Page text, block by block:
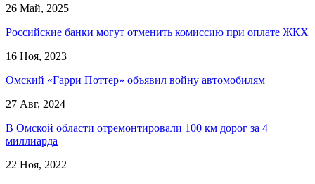
26 Май, 2025
Российские банки могут отменить комиссию при оплате ЖКХ
16 Ноя, 2023
Омский «Гарри Поттер» объявил войну автомобилям
27 Авг, 2024
В Омской области отремонтировали 100 км дорог за 4
миллиарда
22 Ноя, 2022